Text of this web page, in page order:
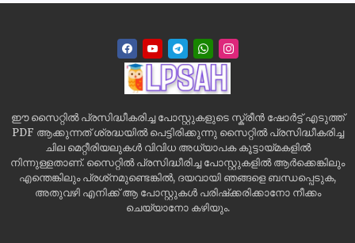
ഈ സൈറ്റിൽ പ്രസിദ്ധീകരിച്ച പോസ്റ്റുകളുടെ സ്ക്രീൻ ഷോർട്ട് എടുത്ത്
PDF ആക്കുന്നത് ശ്രദ്ധയിൽ പെട്ടിരിക്കുന്നു സൈറ്റിൽ പ്രസിദ്ധീകരിച്ച
ചില മെറ്റീരിയലുകൾ വിവിധ അധ്യാപക കൂട്ടായ്മകളിൽ
നിന്നുള്ളതാണ്. സൈറ്റിൽ പ്രസിദ്ധീരിച്ച പോസ്റ്റുകളിൽ ആർക്കെങ്കിലും
എന്തെങ്കിലും പ്രശ്‌നമുണ്ടെങ്കിൽ, ദയവായി ഞങ്ങളെ ബന്ധപ്പെടുക,
അതുവഴി എനിക്ക് ആ പോസ്റ്റുകൾ പരിഷ്‌ക്കരിക്കാനോ നീക്കം
ചെയ്യാനോ കഴിയും.